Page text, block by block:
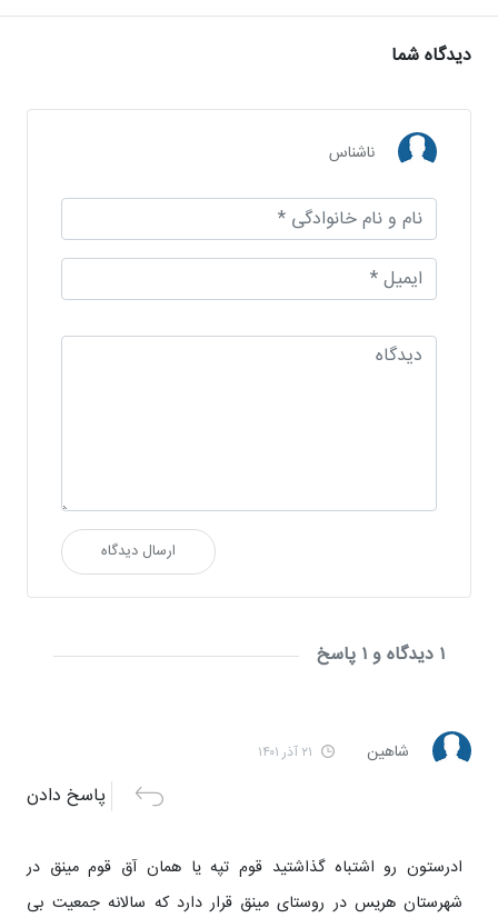
دیدگاه شما
ناشناس
ارسال دیدگاه
۱ دیدگاه و ۱ پاسخ
شاهین ۲۱ آذر ۱۴۰۱
پاسخ دادن
ادرستون رو اشتباه گذاشتید قوم تپه یا همان آق قوم مینق در
شهرستان هریس در روستای مینق قرار دارد که سالانه جمعیت بی